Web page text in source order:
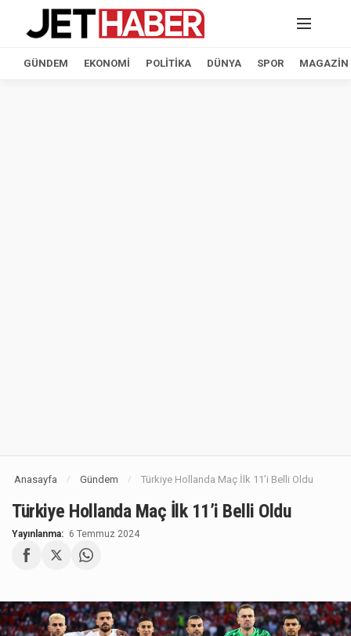
GÜNDEM EKONOMI POLITIKA DÜNYA SPOR MAGAZIN
Anasayfa / Gündem / Türkiye Hollanda Maç İlk 11’i Belli Oldu
Türkiye Hollanda Maç İlk 11’i Belli Oldu
Yayınlanma: 6 Temmuz 2024